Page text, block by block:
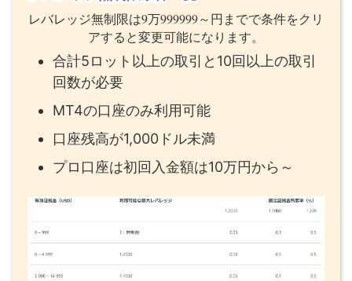
レバレッジ無制限は9万999999～円までで条件をクリ
アすると変更可能になります。
合計5ロット以上の取引と10回以上の取引
回数が必要
MT4の口座のみ利用可能
口座残高が1,000ドル未満
プロ口座は初回入金額は10万円から～